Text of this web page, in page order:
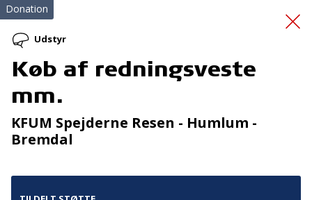
Kunstkælderen
Donation
Udstyr
Køb af redningsveste
mm.
KFUM Spejderne Resen - Humlum -
Bremdal